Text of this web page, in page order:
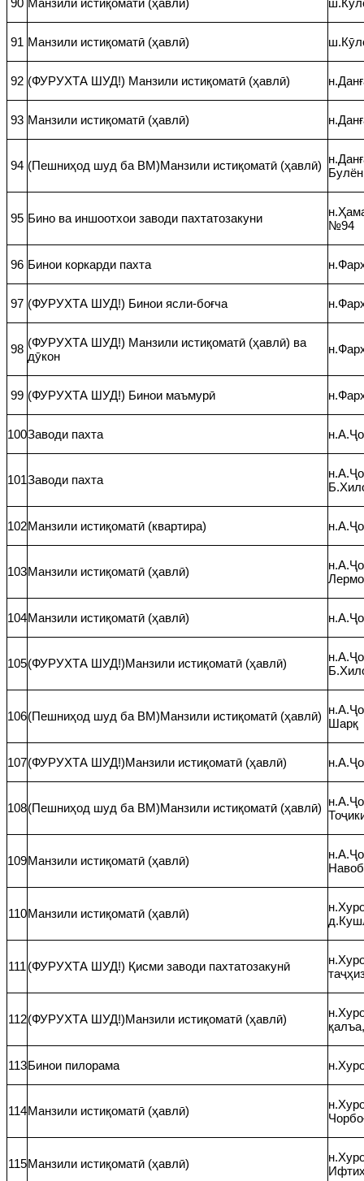
91 Манзили истиқоматӣ (ҳавлӣ)
92 (ФУРУХТА ШУД!) Манзили истиқоматӣ (ҳавлӣ)
93 Манзили истиқоматӣ (ҳавлӣ)
94 (Пешниҳод шуд ба ВМ)Манзили истиқоматӣ (ҳавлӣ)
95 Бино ва иншоотхои заводи пахтатозакуни
№94
96 Бинои коркарди пахта
97 (ФУРУХТА ШУД!) Бинои ясли-боғча
98 (ФУРУХТА ШУД!) Манзили истиқоматӣ (ҳавлӣ) ва
дӯкон
99 (ФУРУХТА ШУД!) Бинои маъмурӣ
100Заводи пахта
101Заводи пахта
102Манзили истиқоматӣ (квартира)
103Манзили истиқоматӣ (ҳавлӣ)
104Манзили истиқоматӣ (ҳавлӣ)
105(ФУРУХТА ШУД!)Манзили истиқоматӣ (ҳавлӣ)
106(Пешниҳод шуд ба ВМ)Манзили истиқоматӣ (ҳавлӣ)
Шарқ
107(ФУРУХТА ШУД!)Манзили истиқоматӣ (ҳавлӣ)
108(Пешниҳод шуд ба ВМ)Манзили истиқоматӣ (ҳавлӣ)
109Манзили истиқоматӣ (ҳавлӣ)
110Манзили истиқоматӣ (ҳавлӣ)
111 (ФУРУХТА ШУД!) Қисми заводи пахтатозакунӣ
112(ФУРУХТА ШУД!)Манзили истиқоматӣ (ҳавлӣ)
113Бинои пилорама
114Манзили истиқоматӣ (ҳавлӣ)
115Манзили истиқоматӣ (ҳавлӣ)